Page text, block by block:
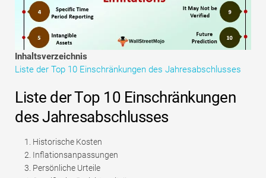
Tutorials zur Finanzmodellierung
Vollständige Form
Risikomanagement-Tutorials
Inhaltsverzeichnis
Liste der Top 10 Einschränkungen des Jahresabschlusses
Liste der Top 10 Einschränkungen
des Jahresabschlusses
Historische Kosten
Inflationsanpassungen
Persönliche Urteile